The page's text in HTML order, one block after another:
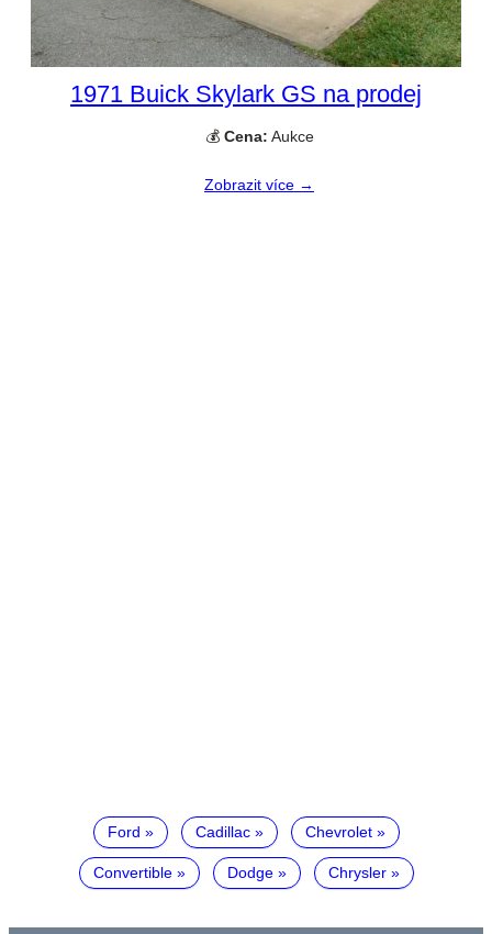
1971 Buick Skylark GS na prodej
💰 Cena: Aukce
Zobrazit více →
Ford Cadillac Chevrolet
Convertible Dodge Chrysler